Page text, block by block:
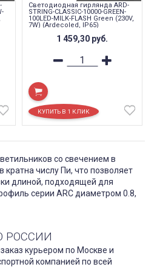
Светодиодная гирлянда ARD-
STRING-CLASSIC-10000-GREEN-
100LED-MILK-FLASH Green (230V,
7W) (Ardecoled, IP65)
1 459,30 руб.
со свечением в
кратна числу Пи, что позволяет
длиной, подходящей для
серии ARC диаметром 0.8,
РОССИИ
курьером по Москве и
компанией по всей